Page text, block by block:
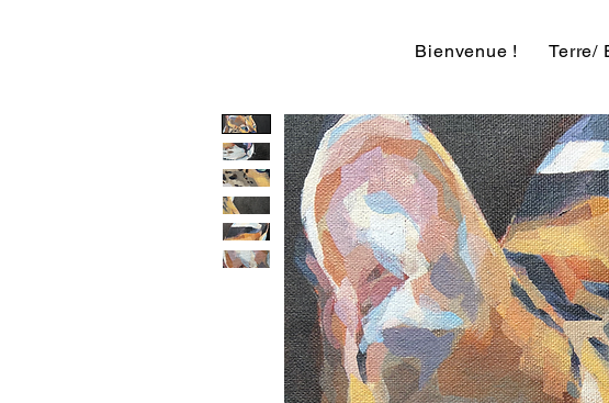
Bienvenue ! Terre/